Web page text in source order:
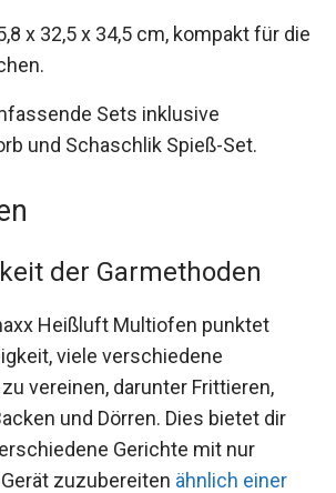
x 32,5 x 34,5 cm, kompakt für die
Sets inklusive
und Schaschlik Spieß-Set.
der Garmethoden
Heißluft Multiofen punktet
viele verschiedene
vereinen, darunter Frittieren,
und Dörren. Dies bietet dir
Gerichte mit nur
zuzubereiten ähnlich einer